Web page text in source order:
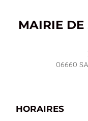
MAIRIE DE
06660
HORAIRES